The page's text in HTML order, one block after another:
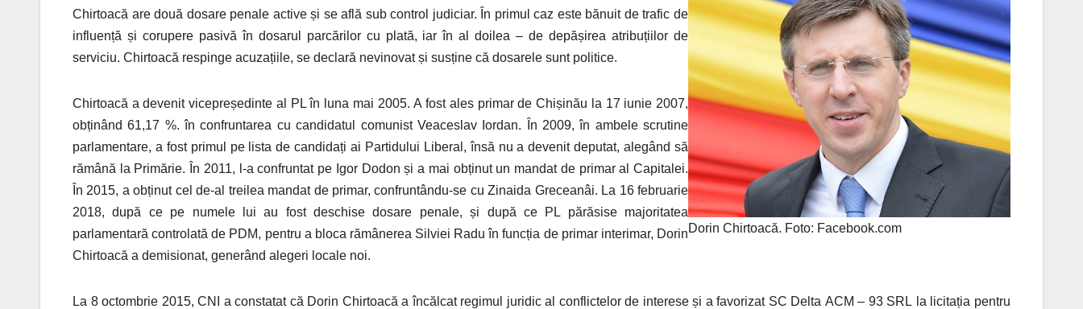
Dorin Chirtoacă. Foto: Facebook.com
Chirtoacă are două dosare penale active și se află sub control judiciar. În primul caz este bănuit de trafic de
influență și corupere pasivă în dosarul parcărilor cu plată, iar în al doilea – de depășirea atribuțiilor de
serviciu. Chirtoacă respinge acuzațiile, se declară nevinovat și susține că dosarele sunt politice.
Chirtoacă a devenit vicepreședinte al PL în luna mai 2005. A fost ales primar de Chișinău la 17 iunie 2007,
obținând 61,17 %. în confruntarea cu candidatul comunist Veaceslav Iordan. În 2009, în ambele scrutine
parlamentare, a fost primul pe lista de candidați ai Partidului Liberal, însă nu a devenit deputat, alegând să
rămână la Primărie. În 2011, l-a confruntat pe Igor Dodon și a mai obținut un mandat de primar al Capitalei.
În 2015, a obținut cel de-al treilea mandat de primar, confruntându-se cu Zinaida Greceanâi. La 16 februarie
2018, după ce pe numele lui au fost deschise dosare penale, și după ce PL părăsise majoritatea
parlamentară controlată de PDM, pentru a bloca rămânerea Silviei Radu în funcția de primar interimar, Dorin
Chirtoacă a demisionat, generând alegeri locale noi.
La 8 octombrie 2015, CNI a constatat că Dorin Chirtoacă a încălcat regimul juridic al conflictelor de interese și a favorizat SC Delta ACM – 93 SRL la licitația pentru